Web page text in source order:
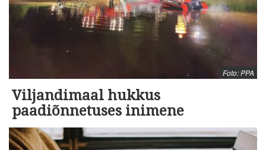
Foto: PPA
Viljandimaal hukkus
paadiõnnetuses inimene